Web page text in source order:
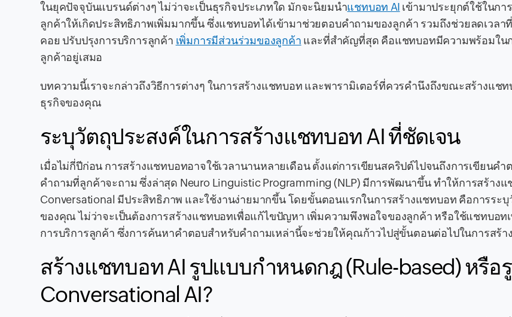
ในยุคปัจจุบันแบรนด์ต่างๆ ไม่ว่าจะเป็นธุรกิจประเภทใด มักจะนิยมนำแชทบอท AI เข้ามาประยุกต์ใช้ในกา
ลูกค้าให้เกิดประสิทธิภาพเพิ่มมากขึ้น ซึ่งแชทบอทได้เข้ามาช่วยตอบคำถามของลูกค้า รวมถึงช่วยลดเวลา
คอย ปรับปรุงการบริการลูกค้า เพิ่มการมีส่วนร่วมของลูกค้า และที่สำคัญที่สุด คือแชทบอทมีความพร้อมใน
ลูกค้าอยู่เสมอ
บทความนี้เราจะกล่าวถึงวิธีการต่างๆ ในการสร้างแชทบอท และพารามิเตอร์ที่ควรคำนึงถึงขณะสร้างแช
ธุรกิจของคุณ
ระบุวัตถุประสงค์ในการสร้างแชทบอท AI ที่ชัดเจน
เมื่อไม่กี่ปีก่อน การสร้างแชทบอทอาจใช้เวลานานหลายเดือน ตั้งแต่การเขียนสคริปต์ไปจนถึงการเขียนคำ
คำถามที่ลูกค้าจะถาม ซึ่งล่าสุด Neuro Linguistic Programming (NLP) มีการพัฒนาขึ้น ทำให้การสร้าง
Conversational มีประสิทธิภาพ และใช้งานง่ายมากขึ้น โดยขั้นตอนแรกในการสร้างแชทบอท คือการระบุ
ของคุณ ไม่ว่าจะเป็นต้องการสร้างแชทบอทเพื่อแก้ไขปัญหา เพิ่มความพึงพอใจของลูกค้า หรือใช้แชทบอท
การบริการลูกค้า ซึ่งการค้นหาคำตอบสำหรับคำถามเหล่านี้จะช่วยให้คุณก้าวไปสู่ขั้นตอนต่อไปในการสร้
สร้างแชทบอท AI รูปแบบกำหนดกฎ (Rule-based) หรือ
Conversational AI?